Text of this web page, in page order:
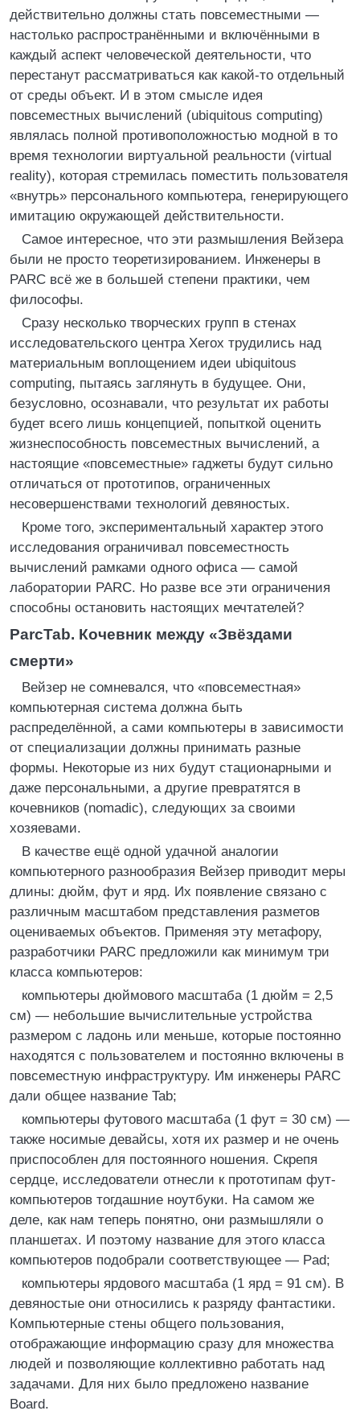
действительно должны стать повсеместными —
настолько распространёнными и включёнными в
каждый аспект человеческой деятельности, что
перестанут рассматриваться как какой-то отдельный
от среды объект. И в этом смысле идея
повсеместных вычислений (ubiquitous computing)
являлась полной противоположностью модной в то
время технологии виртуальной реальности (virtual
reality), которая стремилась поместить пользователя
«внутрь» персонального компьютера, генерирующего
имитацию окружающей действительности.
Самое интересное, что эти размышления Вейзера
были не просто теоретизированием. Инженеры в
PARC всё же в большей степени практики, чем
философы.
Сразу несколько творческих групп в стенах
исследовательского центра Xerox трудились над
материальным воплощением идеи ubiquitous
computing, пытаясь заглянуть в будущее. Они,
безусловно, осознавали, что результат их работы
будет всего лишь концепцией, попыткой оценить
жизнеспособность повсеместных вычислений, а
настоящие «повсеместные» гаджеты будут сильно
отличаться от прототипов, ограниченных
несовершенствами технологий девяностых.
Кроме того, экспериментальный характер этого
исследования ограничивал повсеместность
вычислений рамками одного офиса — самой
лаборатории PARC. Но разве все эти ограничения
способны остановить настоящих мечтателей?
ParcTab. Кочевник между «Звёздами
смерти»
Вейзер не сомневался, что «повсеместная»
компьютерная система должна быть
распределённой, а сами компьютеры в зависимости
от специализации должны принимать разные
формы. Некоторые из них будут стационарными и
даже персональными, а другие превратятся в
кочевников (nomadic), следующих за своими
хозяевами.
В качестве ещё одной удачной аналогии
компьютерного разнообразия Вейзер приводит меры
длины: дюйм, фут и ярд. Их появление связано с
различным масштабом представления разметов
оцениваемых объектов. Применяя эту метафору,
разработчики PARC предложили как минимум три
класса компьютеров:
компьютеры дюймового масштаба (1 дюйм = 2,5
см) — небольшие вычислительные устройства
размером с ладонь или меньше, которые постоянно
находятся с пользователем и постоянно включены в
повсеместную инфраструктуру. Им инженеры PARC
дали общее название Tab;
компьютеры футового масштаба (1 фут = 30 см) —
также носимые девайсы, хотя их размер и не очень
приспособлен для постоянного ношения. Скрепя
сердце, исследователи отнесли к прототипам фут-
компьютеров тогдашние ноутбуки. На самом же
деле, как нам теперь понятно, они размышляли о
планшетах. И поэтому название для этого класса
компьютеров подобрали соответствующее — Pad;
компьютеры ярдового масштаба (1 ярд = 91 см). В
девяностые они относились к разряду фантастики.
Компьютерные стены общего пользования,
отображающие информацию сразу для множества
людей и позволяющие коллективно работать над
задачами. Для них было предложено название
Board.